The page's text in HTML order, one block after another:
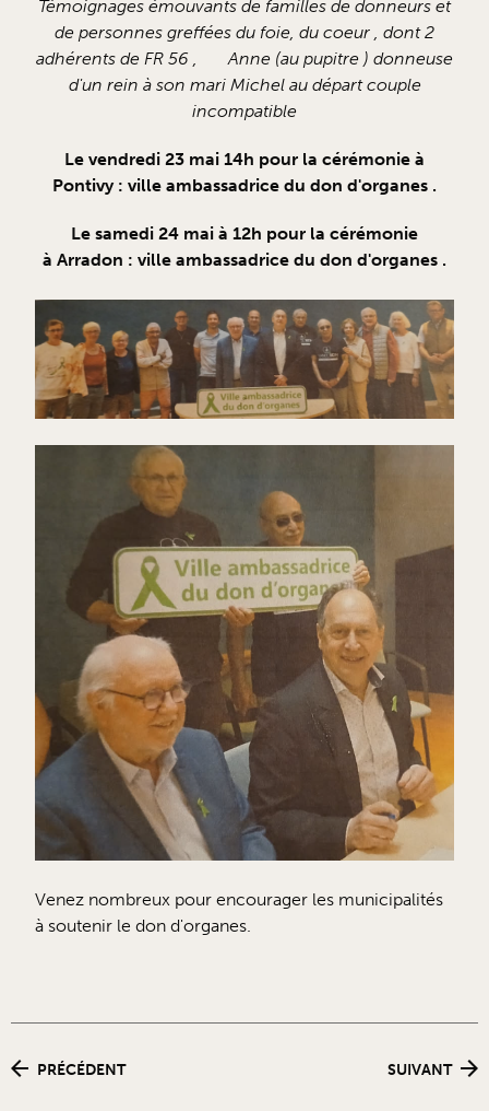
Témoignages émouvants de familles de donneurs et
de personnes greffées du foie, du coeur , dont 2
adhérents de FR 56 , Anne (au pupitre ) donneuse
d'un rein à son mari Michel au départ couple
incompatible
Le vendredi 23 mai 14h pour la cérémonie à
Pontivy : ville ambassadrice du don d'organes .
Le samedi 24 mai à 12h pour la cérémonie
à Arradon : ville ambassadrice du don d'organes .
Venez nombreux pour encourager les municipalités
à soutenir le don d'organes.
PRÉCÉDENT SUIVANT